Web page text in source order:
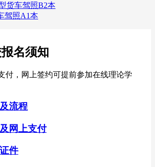
货车驾照B2本
驾照A1本
名须知
付，网上签约可提前参加在线理论学
流程
网上支付
件